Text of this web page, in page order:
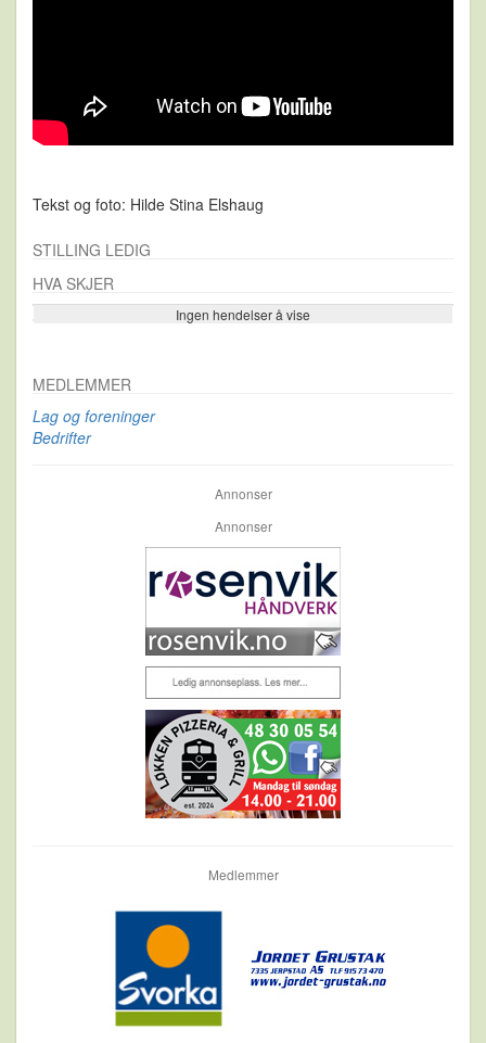
Tekst og foto: Hilde Stina Elshaug
STILLING LEDIG
HVA SKJER
Ingen hendelser å vise
Se flere…
MEDLEMMER
Lag og foreninger
Bedrifter
Annonser
Annonser
Medlemmer